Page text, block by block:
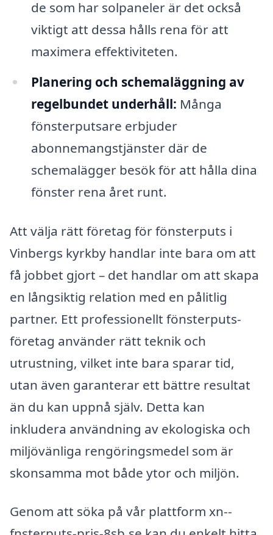
de som har solpaneler är det också
viktigt att dessa hålls rena för att
maximera effektiviteten.
Planering och schemaläggning av
regelbundet underhåll: Många
fönsterputsare erbjuder
abonnemangstjänster där de
schemalägger besök för att hålla dina
fönster rena året runt.
Att välja rätt företag för fönsterputs i
Vinbergs kyrkby handlar inte bara om att
få jobbet gjort – det handlar om att skapa
en långsiktig relation med en pålitlig
partner. Ett professionellt fönsterputs-
företag använder rätt teknik och
utrustning, vilket inte bara sparar tid,
utan även garanterar ett bättre resultat
än du kan uppnå själv. Detta kan
inkludera användning av ekologiska och
miljövänliga rengöringsmedel som är
skonsamma mot både ytor och miljön.
Genom att söka på vår plattform xn--